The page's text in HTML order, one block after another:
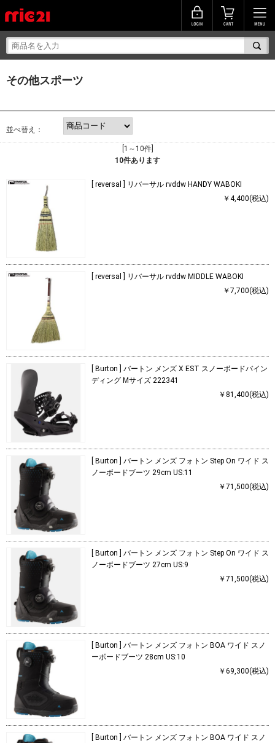
その他スポーツ
並べ替え：
[1～10件]
10件あります
[ reversal ] リバーサル rvddw HANDY WABOKI
￥4,400(税込)
[ reversal ] リバーサル rvddw MIDDLE WABOKI
￥7,700(税込)
[ Burton ] バートン メンズ X EST スノーボードバイン
ディング Mサイズ 222341
￥81,400(税込)
[ Burton ] バートン メンズ フォトン Step On ワイド ス
ノーボードブーツ 29cm US:11
￥71,500(税込)
[ Burton ] バートン メンズ フォトン Step On ワイド ス
ノーボードブーツ 27cm US:9
￥71,500(税込)
[ Burton ] バートン メンズ フォトン BOA ワイド スノ
ーボードブーツ 28cm US:10
￥69,300(税込)
[ Burton ] バートン メンズ フォトン BOA ワイド スノ